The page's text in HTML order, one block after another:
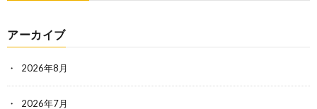
アーカイブ
2026年8月
2026年7月